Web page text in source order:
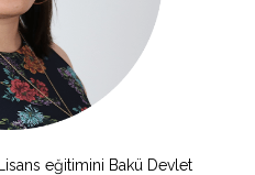
eğitimini Bakü Devlet